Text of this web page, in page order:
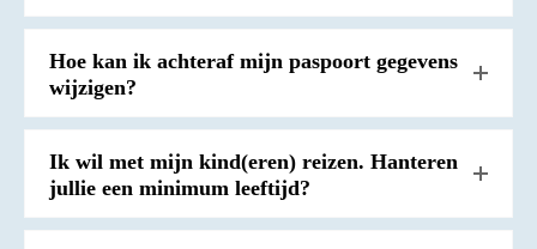
Hoe kan ik achteraf mijn paspoort gegevens
wijzigen?
Ik wil met mijn kind(eren) reizen. Hanteren
jullie een minimum leeftijd?